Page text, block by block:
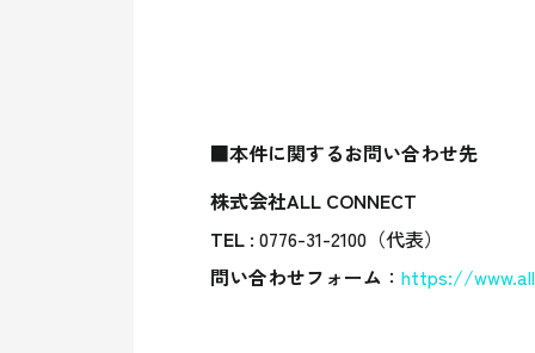
■本件に関するお問い合わせ先
株式会社ALL CONNECT
TEL : 0776-31-2100（代表）
問い合わせフォーム ： https://